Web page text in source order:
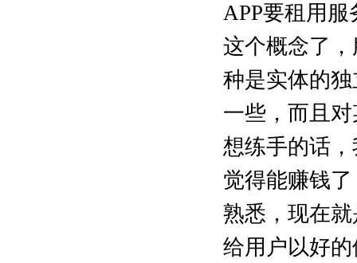
APP要租用
这个概念了
种是实体的
一些，而且
想练手的话
觉得能赚钱
熟悉，现在
给用户以好